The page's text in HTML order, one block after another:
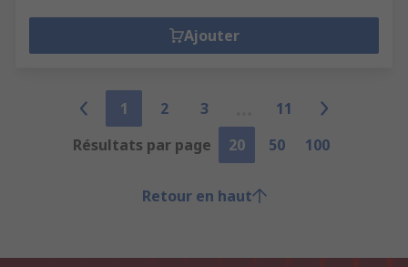
Ajouter
1 2 3
11
Résultats par page
20 50 100
Retour en haut